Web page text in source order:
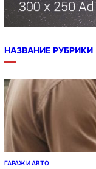
НАЗВАНИЕ РУБРИКИ
ГАРАЖ И АВТО